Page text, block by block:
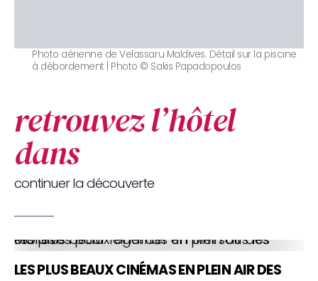
Photo aérienne de Velassaru Maldives. Détail sur la piscine
à débordement | Photo © Sakis Papadopoulos
retrouvez l’hôtel
dans
continuer la découverte
Les plus beaux cinémas en plein air des Maldives pour regarder un film sous les étoiles
LES PLUS BEAUX CINÉMAS EN PLEIN AIR DES